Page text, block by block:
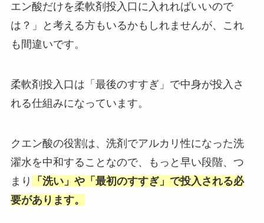
エン酸だけを柔軟剤投入口に入れればいいので
は？」と考える方もいるかもしれませんが、これ
も間違いです。
柔軟剤投入口は「最後のすすぎ」で中身が投入さ
れる仕組みになっています。
クエン酸の役割は、洗剤でアルカリ性になった洗
濯水を中和することなので、もっと早い段階、つ
まり
「洗い」や「最初のすすぎ」で投入される必
要があります。